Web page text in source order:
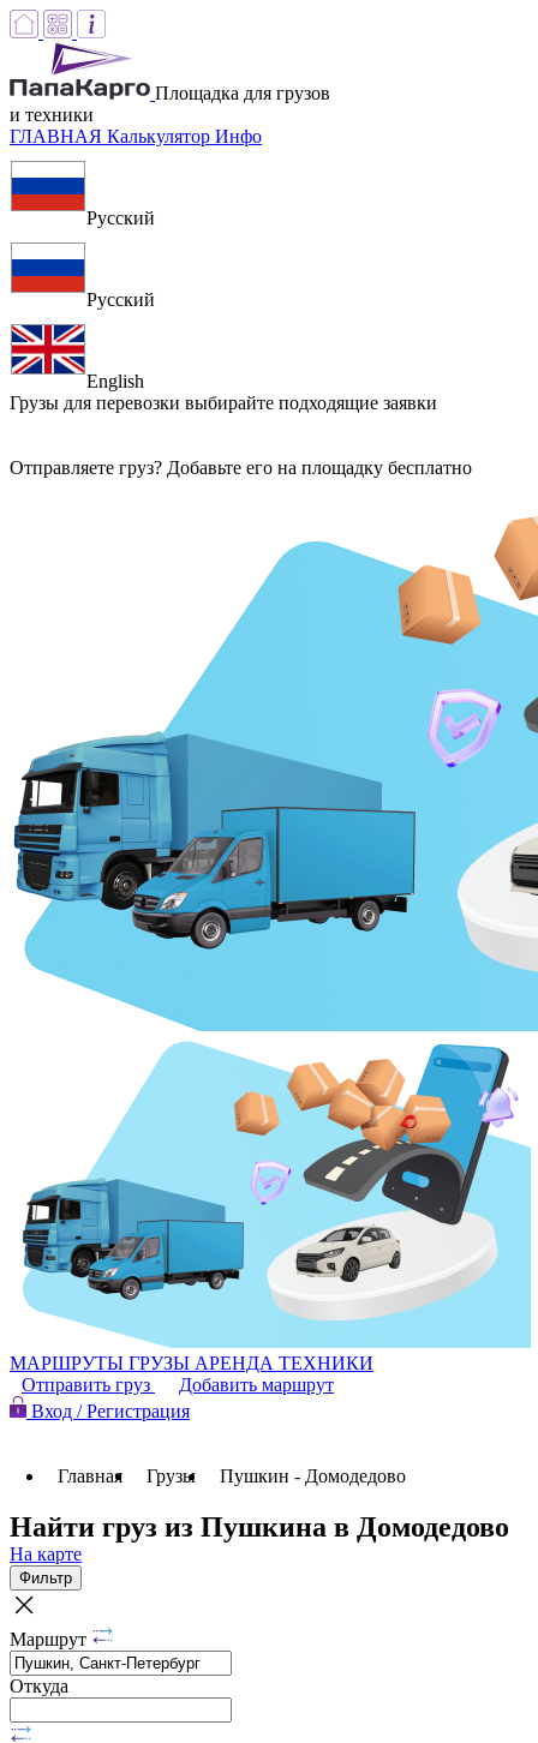
Площадка для грузов
и техники
ГЛАВНАЯ Калькулятор Инфо
Русский
Русский
English
Грузы для перевозки выбирайте подходящие заявки
Отправляете груз? Добавьте его на площадку бесплатно
МАРШРУТЫ ГРУЗЫ АРЕНДА ТЕХНИКИ
Отправить груз
Добавить маршрут
Вход / Регистрация
Главная Грузы Пушкин - Домодедово
Найти груз из Пушкина в Домодедово
На карте
Фильтр
Маршрут
Откуда